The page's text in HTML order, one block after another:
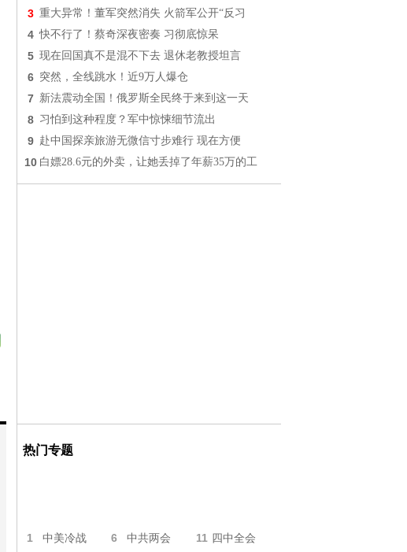
3 重大异常！董军突然消失 火箭军公开“反习
4 快不行了！蔡奇深夜密奏 习彻底惊呆
5 现在回国真不是混不下去 退休老教授坦言
6 突然，全线跳水！近9万人爆仓
7 新法震动全国！俄罗斯全民终于来到这一天
8 习怕到这种程度？军中惊悚细节流出
9 赴中国探亲旅游无微信寸步难行 现在方便
10 白嫖28.6元的外卖，让她丢掉了年薪35万的工
热门专题
1 中美冷战 6 中共两会 11 四中全会